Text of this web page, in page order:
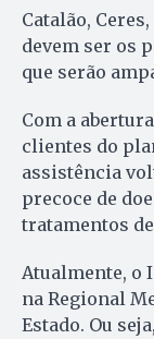
Catalão,
devem ser os
que serão
Com a
clientes do
assistência
precoce de
tratamentos
Atualmente, o
na Regional
Estado. Ou